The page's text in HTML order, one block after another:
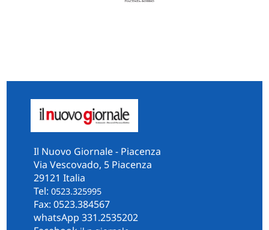
Il Nuovo Giornale - Piacenza
Via Vescovado, 5 Piacenza
29121 Italia
Tel: 0523.325995
Fax: 0523.384567
whatsApp 331.2535202